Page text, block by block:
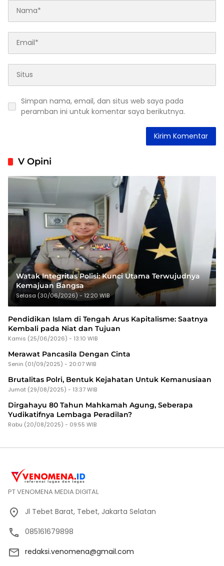
Simpan nama, email, dan situs web saya pada
peramban ini untuk komentar saya berikutnya.
V Opini
Watak Integritas Polisi: Kunci Utama Terwujudnya
Kemajuan Bangsa
Selasa (30/06/2026) - 12:20 WIB
Pendidikan Islam di Tengah Arus Kapitalisme: Saatnya
Kembali pada Niat dan Tujuan
Kamis (25/06/2026) - 13:10 WIB
Merawat Pancasila Dengan Cinta
Senin (01/09/2025) - 20:07 WIB
Brutalitas Polri, Bentuk Kejahatan Untuk Kemanusiaan
Jumat (29/08/2025) - 13:37 WIB
Dirgahayu 80 Tahun Mahkamah Agung, Seberapa
Yudikatifnya Lembaga Peradilan?
Rabu (20/08/2025) - 09:55 WIB
PT VENOMENA MEDIA DIGITAL
Jl Tebet Barat, Tebet, Jakarta Selatan
085161679898
redaksi.venomena@gmail.com